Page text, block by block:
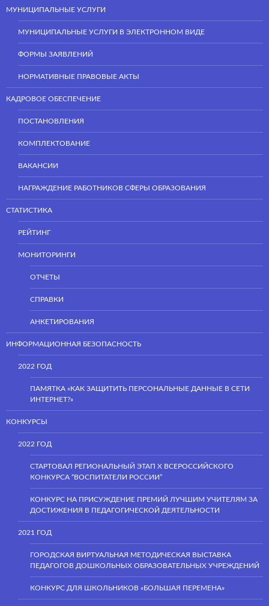
МУНИЦИПАЛЬНЫЕ УСЛУГИ
МУНИЦИПАЛЬНЫЕ УСЛУГИ В ЭЛЕКТРОННОМ ВИДЕ
ФОРМЫ ЗАЯВЛЕНИЙ
НОРМАТИВНЫЕ ПРАВОВЫЕ АКТЫ
КАДРОВОЕ ОБЕСПЕЧЕНИЕ
ПОСТАНОВЛЕНИЯ
КОМПЛЕКТОВАНИЕ
ВАКАНСИИ
НАГРАЖДЕНИЕ РАБОТНИКОВ СФЕРЫ ОБРАЗОВАНИЯ
СТАТИСТИКА
РЕЙТИНГ
МОНИТОРИНГИ
ОТЧЕТЫ
СПРАВКИ
АНКЕТИРОВАНИЯ
ИНФОРМАЦИОННАЯ БЕЗОПАСНОСТЬ
2022 ГОД
ПАМЯТКА «КАК ЗАЩИТИТЬ ПЕРСОНАЛЬНЫЕ ДАННЫЕ В СЕТИ
ИНТЕРНЕТ?»
КОНКУРСЫ
2022 ГОД
СТАРТОВАЛ РЕГИОНАЛЬНЫЙ ЭТАП Х ВСЕРОССИЙСКОГО
КОНКУРСА “ВОСПИТАТЕЛИ РОССИИ”
КОНКУРС НА ПРИСУЖДЕНИЕ ПРЕМИЙ ЛУЧШИМ УЧИТЕЛЯМ ЗА
ДОСТИЖЕНИЯ В ПЕДАГОГИЧЕСКОЙ ДЕЯТЕЛЬНОСТИ
2021 ГОД
ГОРОДСКАЯ ВИРТУАЛЬНАЯ МЕТОДИЧЕСКАЯ ВЫСТАВКА
ПЕДАГОГОВ ДОШКОЛЬНЫХ ОБРАЗОВАТЕЛЬНЫХ УЧРЕЖДЕНИЙ
КОНКУРС ДЛЯ ШКОЛЬНИКОВ «БОЛЬШАЯ ПЕРЕМЕНА»